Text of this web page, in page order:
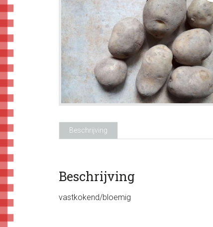
Beschrijving
Beschrijving
vastkokend/bloemig